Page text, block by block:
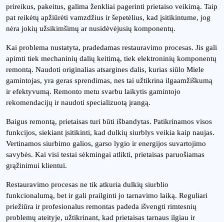
prireikus, pakeitus, galima ženkliai pagerinti prietaiso veikimą. Taip
pat reikėtų apžiūrėti vamzdžius ir šepetėlius, kad įsitikintume, jog
nėra jokių užsikimšimų ar nusidėvėjusių komponentų.
Kai problema nustatyta, pradedamas restauravimo procesas. Jis gali
apimti tiek mechaninių dalių keitimą, tiek elektroninių komponentų
remontą. Naudoti originalias atsargines dalis, kurias siūlo Miele
gamintojas, yra geras sprendimas, nes tai užtikrina ilgaamžiškumą
ir efektyvumą. Remonto metu svarbu laikytis gamintojo
rekomendacijų ir naudoti specializuotą įrangą.
Baigus remontą, prietaisas turi būti išbandytas. Patikrinamos visos
funkcijos, siekiant įsitikinti, kad dulkių siurblys veikia kaip naujas.
Vertinamos siurbimo galios, garso lygio ir energijos suvartojimo
savybės. Kai visi testai sėkmingai atlikti, prietaisas paruošiamas
grąžinimui klientui.
Restauravimo procesas ne tik atkuria dulkių siurblio
funkcionalumą, bet ir gali prailginti jo tarnavimo laiką. Reguliari
priežiūra ir profesionalus remontas padeda išvengti rimtesnių
problemų ateityje, užtikrinant, kad prietaisas tarnaus ilgiau ir